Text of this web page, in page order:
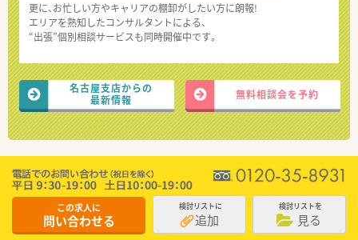
更に、お忙しい方やキャリアの棚卸がしたい方に朗報!
エリアを熟知したコンサルタントによる、
“出張”個別相談サービスも同時開催中です。
名古屋支店からの
最新情報
無料相談会を予約
この求人に
問い合わせる
検討リストに
追加
検討リストを
見る